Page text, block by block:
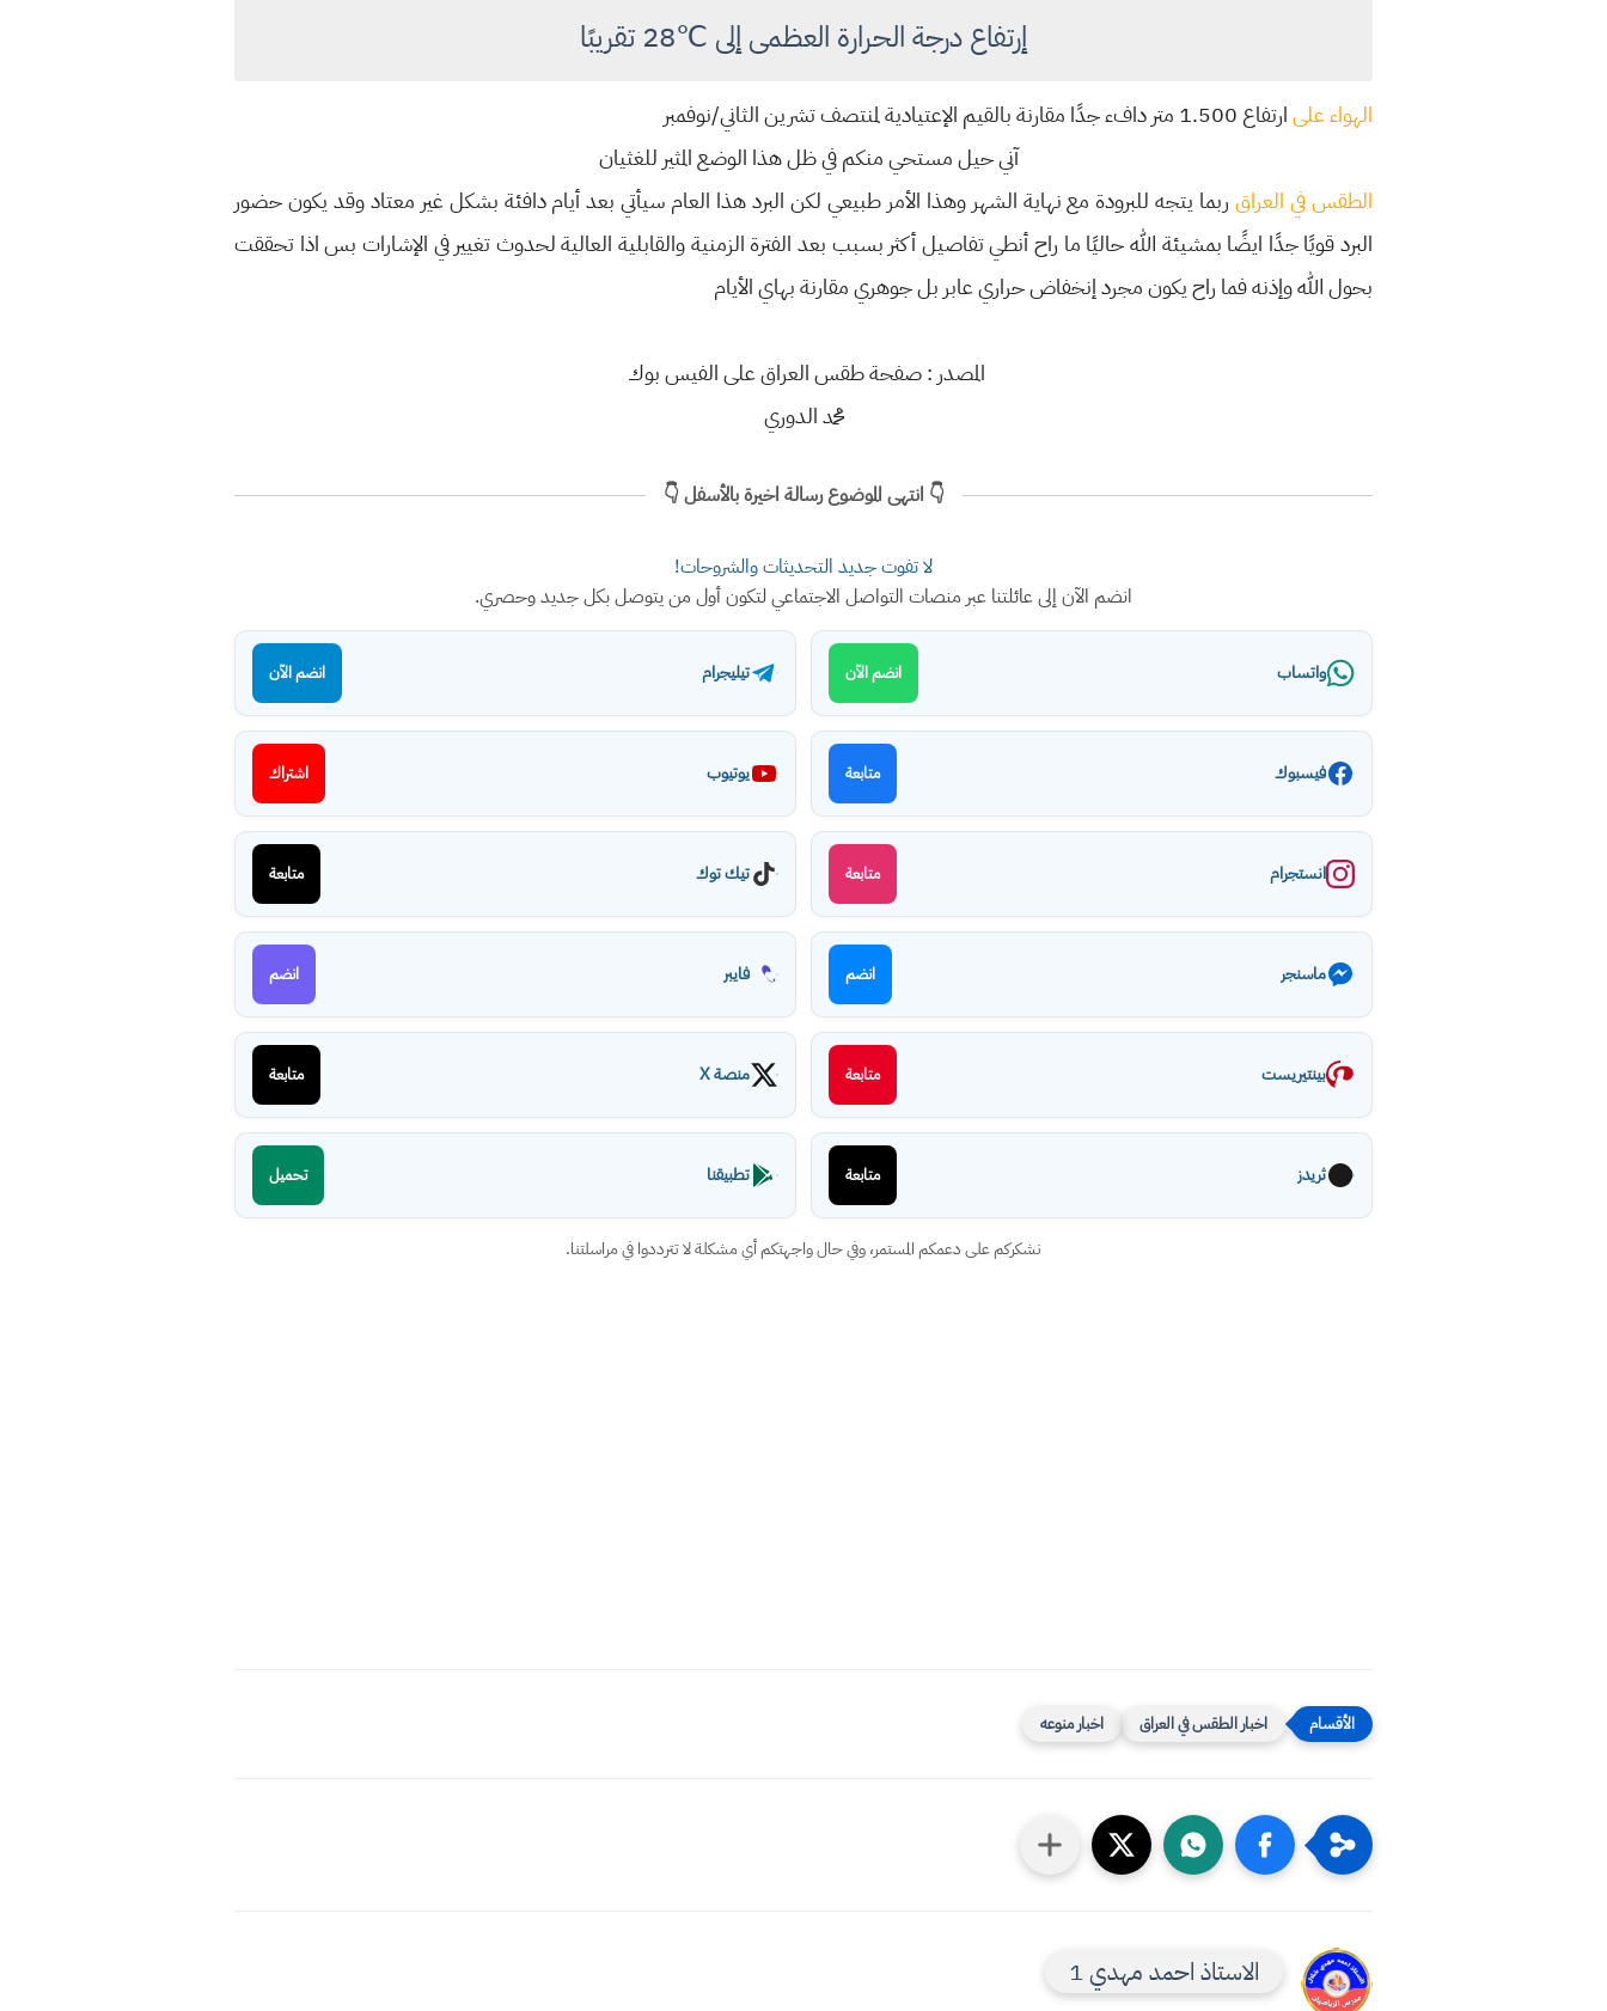
إرتفاع درجة الحرارة العظمى إلى ℃28 تقريبًا
الهواء علىارتفاع 1.500 متر دافء جدًا مقارنة بالقيم الإعتيادية لمنتصف تشرين الثاني/نوفمبر
آني حيل مستحي منكم في ظل هذا الوضع المثير للغثيان
الطقس في العراقربما يتجه للبرودة مع نهاية الشهر وهذا الأمر طبيعي لكن البرد هذا العام سيأتي بعد أيام دافئة بشكل غير معتاد وقد يكون حضور
البرد قويًا جدًا ايضًا بمشيئة الله حاليًا ما راح أنطي تفاصيل أكثر بسبب بعد الفترة الزمنية والقابلية العالية لحدوث تغيير في الإشارات بس اذا تحققت
بحول الله وإذنه فما راح يكون مجرد إنخفاض حراري عابر بل جوهري مقارنة بهاي الأيام
المصدر : صفحة طقس العراق على الفيس بوك
محمد الدوري
👇 انتهى الموضوع رسالة اخيرة بالأسفل 👇
لا تفوت جديد التحديثات والشروحات!
انضم الآن إلى عائلتنا عبر منصات التواصل الاجتماعي لتكون أول من يتوصل بكل جديد وحصري.
واتساب انضم الآن تيليجرام انضم الآن
فيسبوك متابعة يوتيوب اشتراك
انستجرام متابعة تيك توك متابعة
ماسنجر انضم فايبر انضم
بينتيريست متابعة منصة X متابعة
ثريدز متابعة تطبيقنا تحميل
نشكركم على دعمكم المستمر، وفي حال واجهتكم أي مشكلة لا تترددوا في مراسلتنا.
اخبار الطقس في العراق اخبار منوعه
الاستاذ احمد مهدي 1